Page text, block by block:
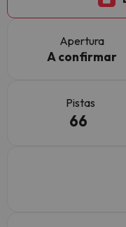
Apertura
A confirmar
Pistas
66